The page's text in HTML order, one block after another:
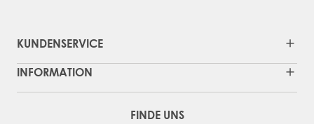
KUNDENSERVICE
INFORMATION
FINDE UNS